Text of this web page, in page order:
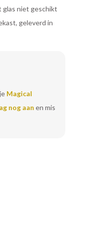
glas niet geschikt
geleverd in
Magical
nog aan en mis